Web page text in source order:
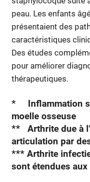
peau. Les enfants
présentaient des
caractéristiques
Des études
pour améliorer
thérapeutiques.
* Inflammation
moelle osseuse
** Arthrite due à
articulation par
*** Arthrite
sont étendues